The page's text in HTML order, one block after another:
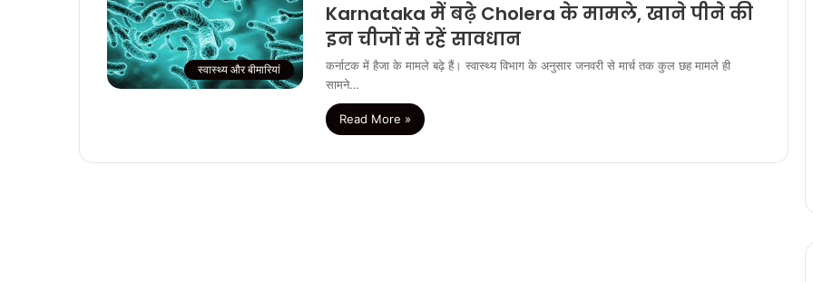
स्वास्थ्य और बीमारियां
Karnataka में बढ़े Cholera के मामले, खाने पीने की
इन चीजों से रहें सावधान
कर्नाटक में हैजा के मामले बढ़े हैं। स्वास्थ्य विभाग के अनुसार जनवरी से मार्च तक कुल छह मामले ही
सामने…
Read More »